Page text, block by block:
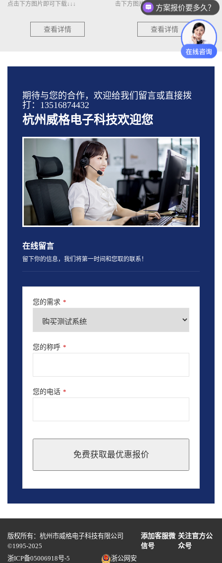
点击下方图片即可下载↓↓↓
查看详情
击下方图片即可下载↓↓↓
查看详情
期待与您的合作，欢迎给我们留言或直接拨
打：13516874432
杭州威格电子科技欢迎您
在线留言
留下你的信息，我们将第一时间和您取的联系！
您的需求 *
您的称呼 *
您的电话 *
免费获取最优惠报价
should
blank
版权所有：杭州市威格电子科技有限公司
©1995-2025
添加客服微
信号
关注官方公
众号
浙ICP备05006918号-5
浙公网安
方案报价要多久？